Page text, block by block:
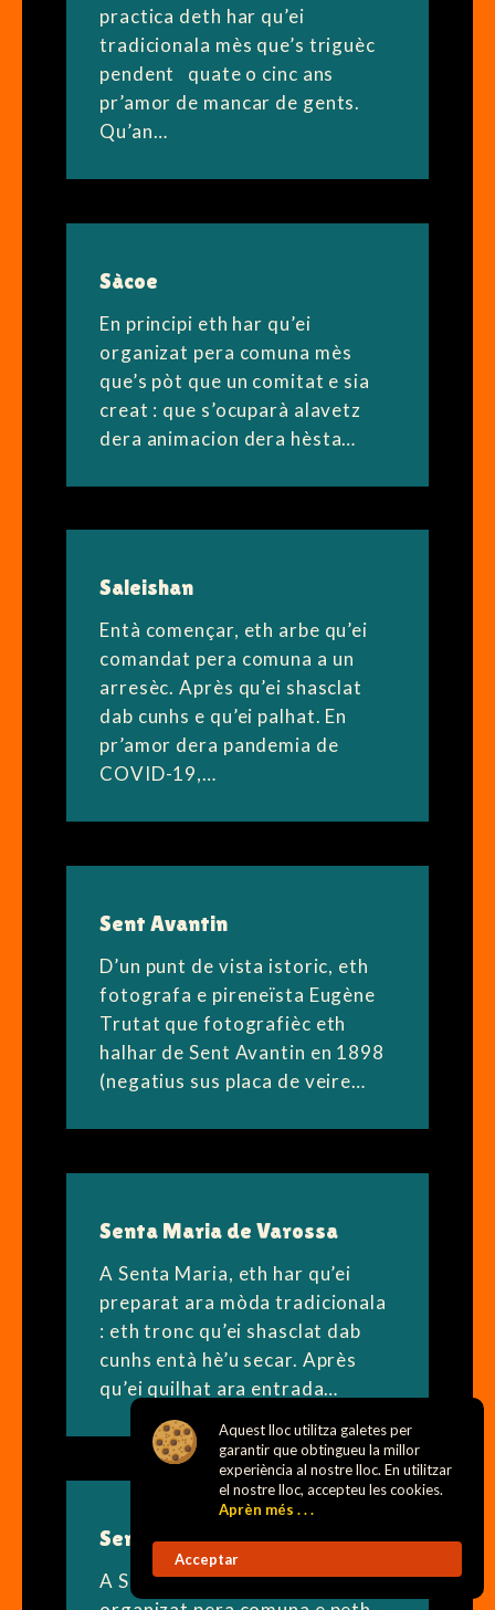
practica deth har qu’ei
tradicionala mès que’s triguèc
pendent quate o cinc ans
pr’amor de mancar de gents.
Qu’an…
Sàcoe
En principi eth har qu’ei
organizat pera comuna mès
que’s pòt que un comitat e sia
creat : que s’ocuparà alavetz
dera animacion dera hèsta…
Saleishan
Entà començar, eth arbe qu’ei
comandat pera comuna a un
arresèc. Après qu’ei shasclat
dab cunhs e qu’ei palhat. En
pr’amor dera pandemia de
COVID-19,…
Sent Avantin
D’un punt de vista istoric, eth
fotografa e pireneïsta Eugène
Trutat que fotografièc eth
halhar de Sent Avantin en 1898
(negatius sus placa de veire…
Senta Maria de Varossa
A Senta Maria, eth har qu’ei
preparat ara mòda tradicionala
: eth tronc qu’ei shasclat dab
cunhs entà hè’u secar. Après
qu’ei quilhat ara entrada…
Sent Mamet
A Sent Mamet, eth halhar qu’ei
Aquest lloc utilitza galetes per
garantir que obtingueu la millor
experiència al nostre lloc. En utilitzar
el nostre lloc, accepteu les cookies.
Aprèn més . . .
Acceptar